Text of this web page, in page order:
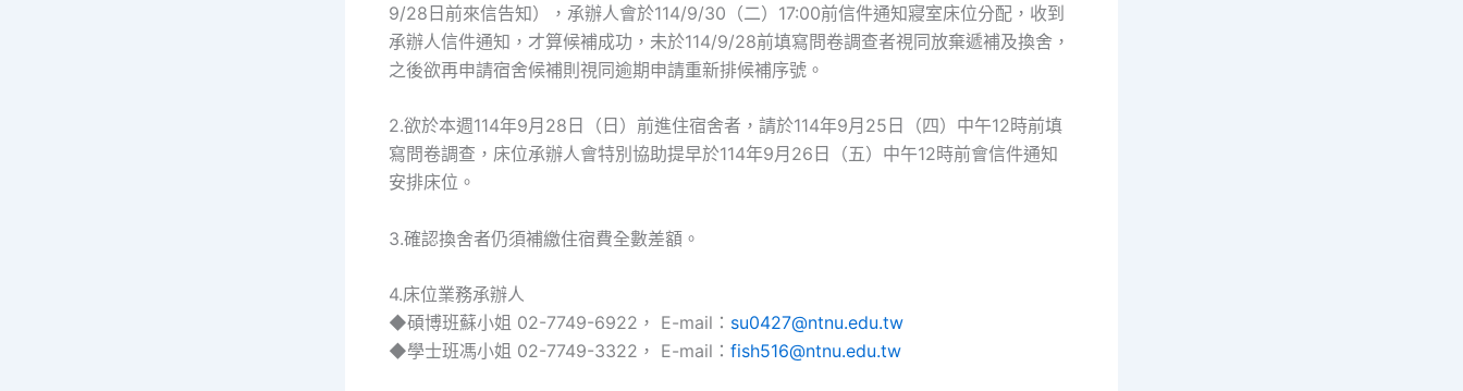
9/28日前來信告知），承辦人會於114/9/30（二）17:00前信件通知寢室床位分配，收到
承辦人信件通知，才算候補成功，未於114/9/28前填寫問卷調查者視同放棄遞補及換舍，
之後欲再申請宿舍候補則視同逾期申請重新排候補序號。
2.欲於本週114年9月28日（日）前進住宿舍者，請於114年9月25日（四）中午12時前填
寫問卷調查，床位承辦人會特別協助提早於114年9月26日（五）中午12時前會信件通知
安排床位。
3.確認換舍者仍須補繳住宿費全數差額。
4.床位業務承辦人
◆碩博班蘇小姐 02-7749-6922， E-mail： su0427@ntnu.edu.tw
◆學士班馮小姐 02-7749-3322， E-mail： fish516@ntnu.edu.tw